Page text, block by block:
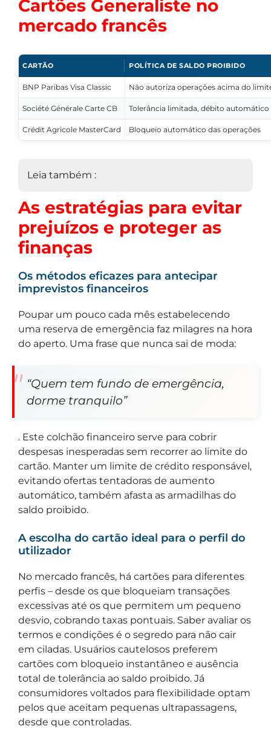
Cartões Generaliste no
mercado francês
CARTÃO POLÍTICA DE SALDO PROIBIDO
BNP Paribas Visa Classic Não autoriza operações acima do
Société Générale Carte CB Tolerância limitada, débito automático
Crédit Agricole MasterCard Bloqueio automático das operações
Leia também :
As estratégias para evitar
prejuízos e proteger as
finanças
Os métodos eficazes para antecipar
imprevistos financeiros
Poupar um pouco cada mês estabelecendo
uma reserva de emergência faz milagres na hora
do aperto. Uma frase que nunca sai de moda:
“Quem tem fundo de emergência,
dorme tranquilo”
. Este colchão financeiro serve para cobrir
despesas inesperadas sem recorrer ao limite do
cartão. Manter um limite de crédito responsável,
evitando ofertas tentadoras de aumento
automático, também afasta as armadilhas do
saldo proibido.
A escolha do cartão ideal para o perfil do
utilizador
No mercado francês, há cartões para diferentes
perfis – desde os que bloqueiam transações
excessivas até os que permitem um pequeno
desvio, cobrando taxas pontuais. Saber avaliar os
termos e condições é o segredo para não cair
em ciladas. Usuários cautelosos preferem
cartões com bloqueio instantâneo e ausência
total de tolerância ao saldo proibido. Já
consumidores voltados para flexibilidade optam
pelos que aceitam pequenas ultrapassagens,
desde que controladas.